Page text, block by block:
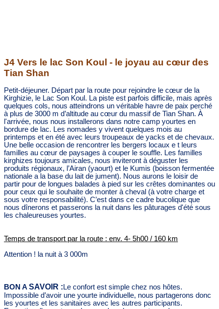
J4 Vers le lac Son Koul - le joyau au cœur des
Tian Shan
Petit-déjeuner. Départ par la route pour rejoindre le cœur de la
Kirghizie, le Lac Son Koul. La piste est parfois difficile, mais après
quelques cols, nous atteindrons un véritable havre de paix perché
à plus de 3000 m d’altitude au cœur du massif de Tian Shan. À
l'arrivée, nous nous installerons dans notre camp yourtes en
bordure de lac. Les nomades y vivent quelques mois au
printemps et en été avec leurs troupeaux de yacks et de chevaux.
Une belle occasion de rencontrer les bergers locaux e t leurs
familles au cœur de paysages à couper le souffle. Les familles
kirghizes toujours amicales, nous inviteront à déguster les
produits régionaux, l’Airan (yaourt) et le Kumis (boisson fermentée
nationale a la base du lait de jument). Nous aurons le loisir de
partir pour de longues balades à pied sur les crêtes dominantes ou
pour ceux qui le souhaite de monter à cheval (à votre charge et
sous votre responsabilité). C’est dans ce cadre bucolique que
nous dînerons et passerons la nuit dans les pâturages d'été sous
les chaleureuses yourtes.
Temps de transport par la route : env. 4- 5h00 / 160 km
Attention ! la nuit à 3 000m
BON A SAVOIR : Le confort est simple chez nos hôtes.
Impossible d’avoir une yourte individuelle, nous partagerons donc
les yourtes et les sanitaires avec les autres participants.